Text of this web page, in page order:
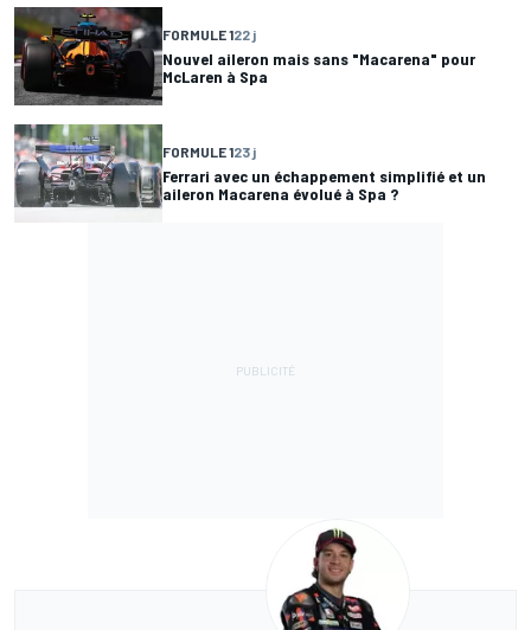
FORMULE 122 j
Nouvel aileron mais sans "Macarena" pour
McLaren à Spa
FORMULE 123 j
Ferrari avec un échappement simplifié et un
aileron Macarena évolué à Spa ?